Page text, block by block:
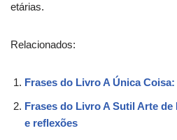
etárias.
Relacionados:
Frases do Livro A Única
Frases do Livro A Sutil Arte
e reflexões